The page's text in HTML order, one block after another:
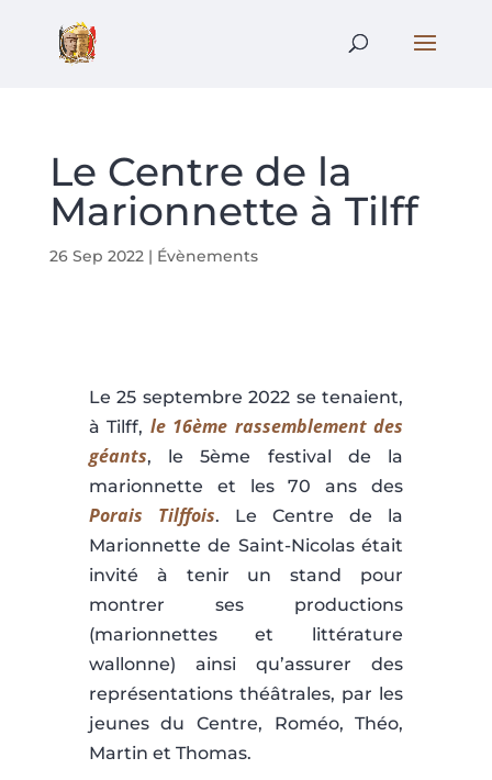
Le Centre de la
Marionnette à Tilff
26 Sep 2022| Évènements
Le 25 septembre 2022 se tenaient,
à Tilff, le 16ème rassemblement des
géants, le 5ème festival de la
marionnette et les 70 ans des
Porais Tilffois. Le Centre de la
Marionnette de Saint-Nicolas était
invité à tenir un stand pour
montrer ses productions
(marionnettes et littérature
wallonne) ainsi qu’assurer des
représentations théâtrales, par les
jeunes du Centre, Roméo, Théo,
Martin et Thomas.